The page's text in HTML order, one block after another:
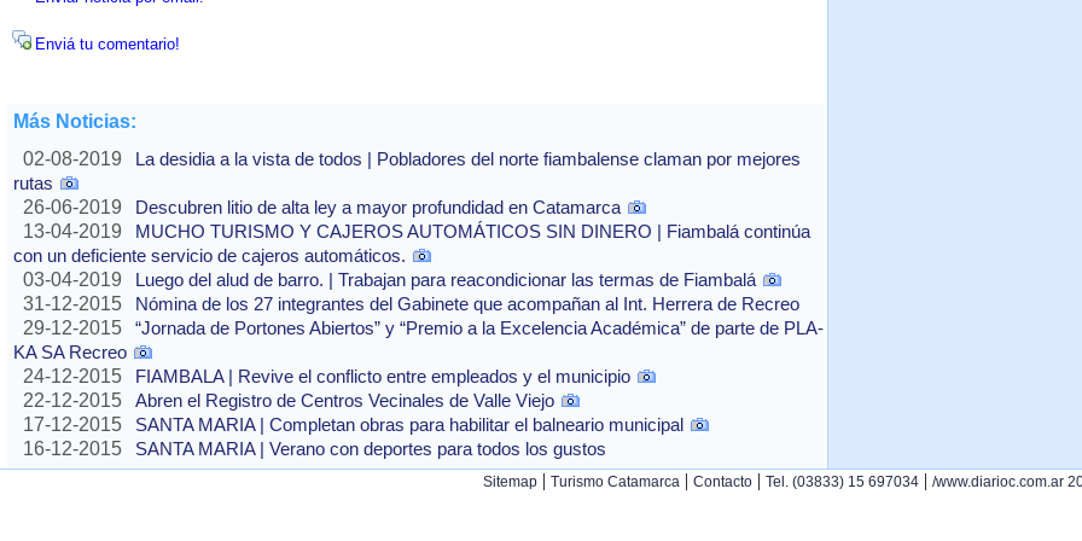
Enviá tu comentario!
Más Noticias:
02-08-2019
La desidia a la vista de todos | Pobladores del norte fiambalense claman por mejores
rutas
26-06-2019
Descubren litio de alta ley a mayor profundidad en Catamarca
13-04-2019
MUCHO TURISMO Y CAJEROS AUTOMÁTICOS SIN DINERO | Fiambalá continúa
con un deficiente servicio de cajeros automáticos.
03-04-2019
Luego del alud de barro. | Trabajan para reacondicionar las termas de Fiambalá
31-12-2015
Nómina de los 27 integrantes del Gabinete que acompañan al Int. Herrera de Recreo
29-12-2015
“Jornada de Portones Abiertos” y “Premio a la Excelencia Académica” de parte de PLA-
KA SA Recreo
24-12-2015
FIAMBALA | Revive el conflicto entre empleados y el municipio
22-12-2015
Abren el Registro de Centros Vecinales de Valle Viejo
17-12-2015
SANTA MARIA | Completan obras para habilitar el balneario municipal
16-12-2015
SANTA MARIA | Verano con deportes para todos los gustos
Sitemap | Turismo Catamarca | Contacto | Tel. (03833) 15 697034 | /www.diarioc.com.ar